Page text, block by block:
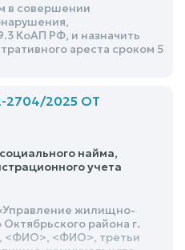
в совершении
КоАП РФ, и назначить
ареста сроком 5
2025 ОТ
найма,
учета
жилищно-
района г.
<ФИО>, <ФИО>, третьи